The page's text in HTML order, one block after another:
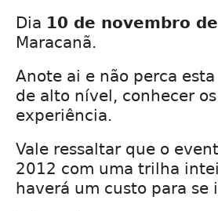
Dia 10 de novembro
Maracanã.
Anote ai e não perca
de alto nível, conhecer
experiência.
Vale ressaltar que o
2012 com uma trilha
haverá um custo para se